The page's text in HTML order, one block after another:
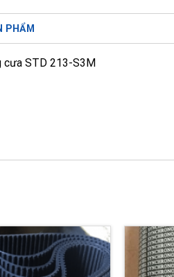
PHẨM
cưa STD 213-S3M